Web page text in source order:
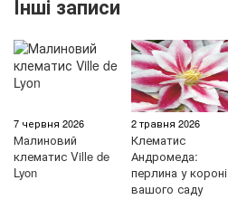
Інші записи
7 червня 2026
Малиновий
клематис Ville de
Lyon
2 травня 2026
Клематис
Андромеда:
перлина у короні
вашого саду